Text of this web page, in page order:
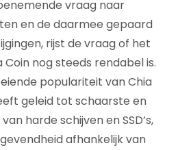
vraag naar
en de daarmee gepaard
rijst de vraag of het
Coin nog steeds rendabel is.
populariteit van Chia
geleid tot schaarste en
harde schijven en SSD’s,
afhankelijk van